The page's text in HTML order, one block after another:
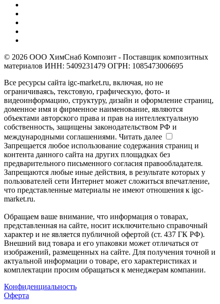
© 2026 ООО ХимСнаб Композит - Поставщик композитных
материалов ИНН: 5409231479 ОГРН: 1085473006695
Все ресурсы сайта igc-market.ru, включая, но не
ограничиваясь, текстовую, графическую, фото- и
видеоинформацию, структуру, дизайн и оформление страниц,
доменное имя и фирменное наименование, являются
объектами авторского права и прав на интеллектуальную
собственность, защищены законодательством РФ и
международными соглашениями. Читать далее
Запрещается любое использование содержания страниц и
контента данного сайта на других площадках без
предварительного письменного согласия правообладателя.
Запрещаются любые иные действия, в результате которых у
пользователей сети Интернет может сложиться впечатление,
что представленные материалы не имеют отношения к igc-
market.ru.
Обращаем ваше внимание, что информация о товарах,
представленная на сайте, носит исключительно справочный
характер и не является публичной офертой (ст. 437 ГК РФ).
Внешний вид товара и его упаковки может отличаться от
изображений, размещенных на сайте. Для получения точной и
актуальной информации о товаре, его характеристиках и
комплектации просим обращаться к менеджерам компании.
Конфиденциальность
Оферта